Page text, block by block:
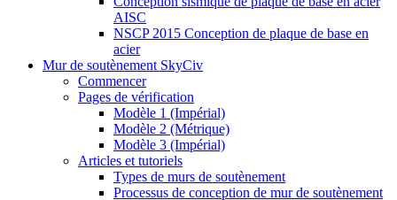
AISC
NSCP 2015 Conception de plaque de base en
acier
Mur de soutènement SkyCiv
Commencer
Pages de vérification
Modèle 1 (Impérial)
Modèle 2 (Métrique)
Modèle 3 (Impérial)
Articles et tutoriels
Types de murs de soutènement
Processus de conception de mur de soutènement